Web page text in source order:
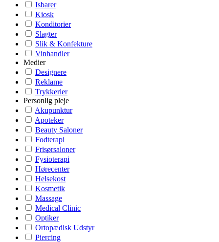
Isbarer
Kiosk
Konditorier
Slagter
Slik & Konfekture
Vinhandler
Medier
Designere
Reklame
Trykkerier
Personlig pleje
Akupunktur
Apoteker
Beauty Saloner
Fodterapi
Frisørsaloner
Fysioterapi
Hørecenter
Helsekost
Kosmetik
Massage
Medical Clinic
Optiker
Ortopædisk Udstyr
Piercing